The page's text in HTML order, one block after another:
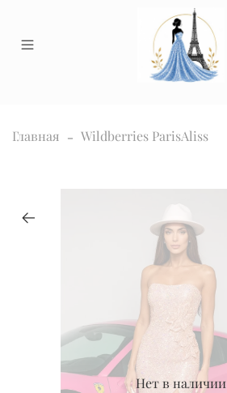
Главная Wildberries ParisAliss
Нет в наличии